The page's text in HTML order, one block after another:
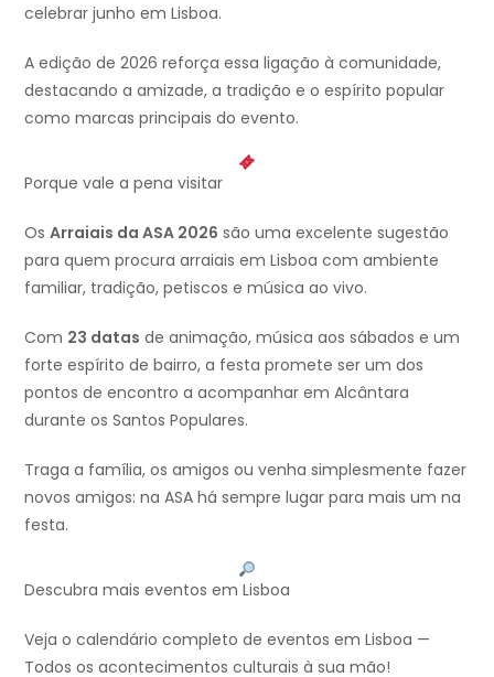
celebrar junho em Lisboa.
A edição de 2026 reforça essa ligação à comunidade,
destacando a amizade, a tradição e o espírito popular
como marcas principais do evento.
Porque vale a pena visitar
Os Arraiais da ASA 2026 são uma excelente sugestão
para quem procura arraiais em Lisboa com ambiente
familiar, tradição, petiscos e música ao vivo.
Com 23 datas de animação, música aos sábados e um
forte espírito de bairro, a festa promete ser um dos
pontos de encontro a acompanhar em Alcântara
durante os Santos Populares.
Traga a família, os amigos ou venha simplesmente fazer
novos amigos: na ASA há sempre lugar para mais um na
festa.
Descubra mais eventos em Lisboa
Veja o calendário completo de eventos em Lisboa —
Todos os acontecimentos culturais à sua mão!